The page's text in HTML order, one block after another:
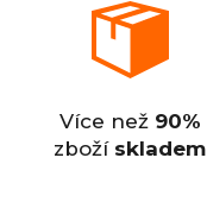
Více než 90%
zboží skladem